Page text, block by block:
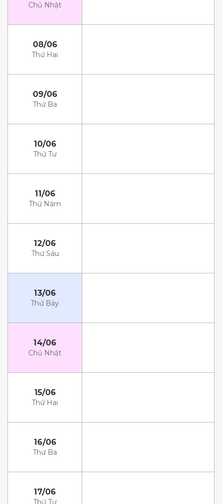
Chủ Nhật
08/06
Thứ Hai
09/06
Thứ Ba
10/06
Thứ Tư
11/06
Thứ Năm
12/06
Thứ Sáu
13/06
Thứ Bảy
14/06
Chủ Nhật
15/06
Thứ Hai
16/06
Thứ Ba
17/06
Thứ Tư